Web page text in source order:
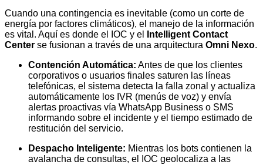
Cuando una contingencia es inevitable (como un corte de
energía por factores climáticos), el manejo de la información
es vital. Aquí es donde el IOC y el
Intelligent Contact
Center se fusionan a través de una arquitectura Omni Nexo.
Contención Automática: Antes de que los clientes
corporativos o usuarios finales saturen las líneas
telefónicas, el sistema detecta la falla zonal y actualiza
automáticamente los IVR (menús de voz) y envía
alertas proactivas vía WhatsApp Business o SMS
informando sobre el incidente y el tiempo estimado de
restitución del servicio.
Despacho Inteligente: Mientras los bots contienen la
avalancha de consultas, el IOC geolocaliza a las